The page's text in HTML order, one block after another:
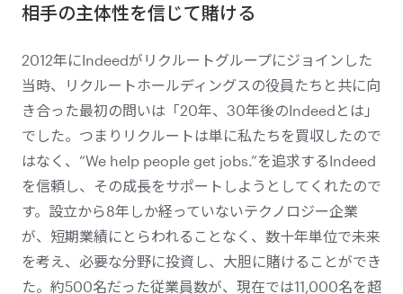
相手の主体性を信じて賭ける
2012年にIndeedがリクルートグループにジョインした
当時、リクルートホールディングスの役員たちと共に向
き合った最初の問いは「20年、30年後のIndeedとは」
でした。つまりリクルートは単に私たちを買収したので
はなく、“We help people get jobs.”を追求するIndeed
を信頼し、その成長をサポートしようとしてくれたので
す。設立から8年しか経っていないテクノロジー企業
が、短期業績にとらわれることなく、数十年単位で未来
を考え、必要な分野に投資し、大胆に賭けることができ
た。約500名だった従業員数が、現在では11,000名を超